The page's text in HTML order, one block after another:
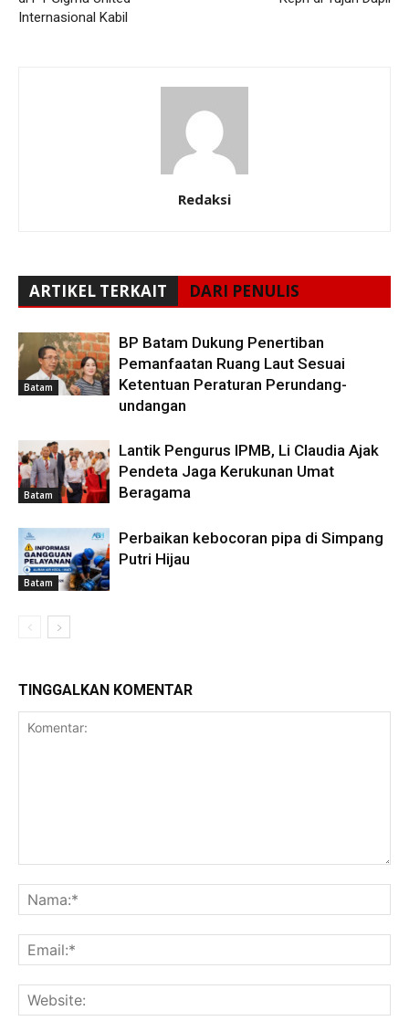
Internasional Kabil
Redaksi
ARTIKEL TERKAIT DARI PENULIS
Batam
BP Batam Dukung Penertiban
Pemanfaatan Ruang Laut Sesuai
Ketentuan Peraturan Perundang-
undangan
Batam
Lantik Pengurus IPMB, Li Claudia Ajak
Pendeta Jaga Kerukunan Umat
Beragama
Batam
Perbaikan kebocoran pipa di Simpang
Putri Hijau
TINGGALKAN KOMENTAR